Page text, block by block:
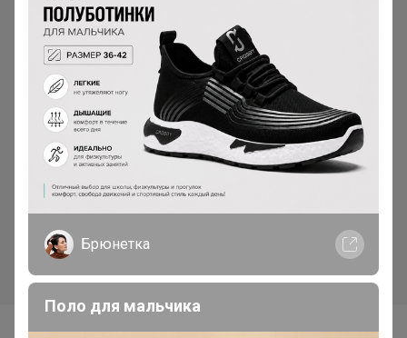
1 565р
Crt50/A гладк.черный,
Ремень кожаный мужской
Скидка
680р
Футболка мужская короткий
рукав GREG G145-RD-6025
Брюнетка
Поло для мальчика